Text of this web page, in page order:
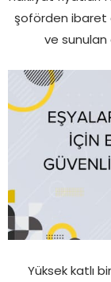
şoförden ibaret
ve sunulan
Yüksek katlı